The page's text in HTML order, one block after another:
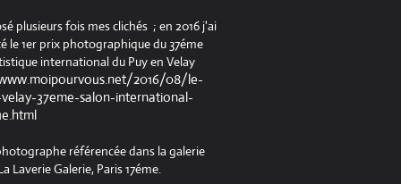
plusieurs fois mes clichés ; en 2016 j'ai
le 1er prix photographique du 37éme
international du Puy en Velay
2016/08/le-
37eme-salon-international-
référencée dans la galerie
Laverie Galerie, Paris 17éme.